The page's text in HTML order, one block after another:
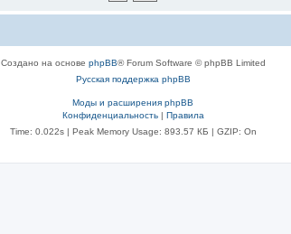
Создано на основе phpBB® Forum Software © phpBB Limited
Русская поддержка phpBB
Моды и расширения phpBB
Конфиденциальность| Правила
Time: 0.022s| Peak Memory Usage: 893.57 КБ | GZIP: On